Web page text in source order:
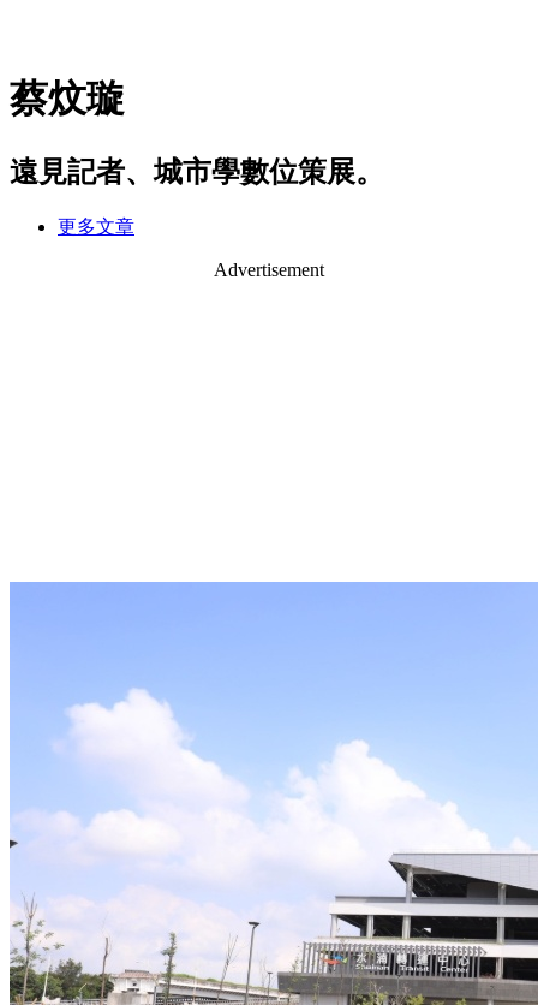
蔡炆璇
遠見記者、城市學數位策展。
更多文章
Advertisement